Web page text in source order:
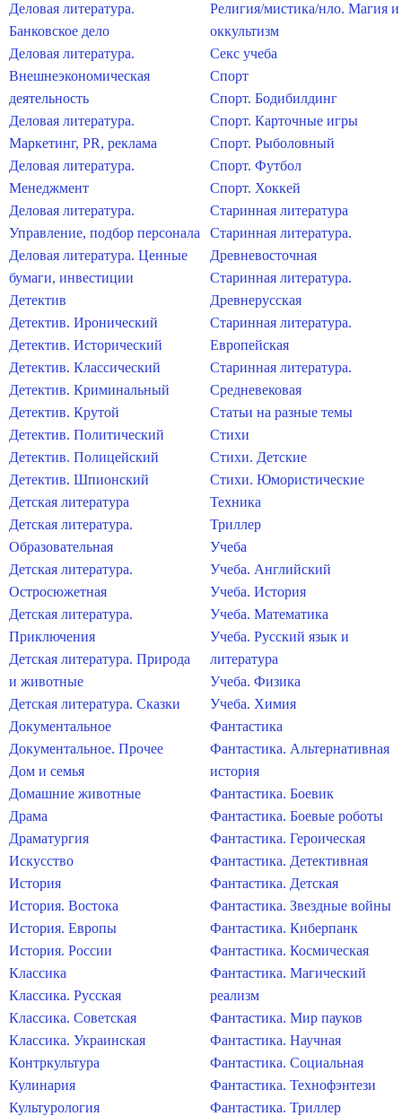
Деловая литература.
Банковское дело
Деловая литература.
Внешнеэкономическая
деятельность
Деловая литература.
Маркетинг, PR, реклама
Деловая литература.
Менеджмент
Деловая литература.
Управление, подбор персонала
Деловая литература. Ценные
бумаги, инвестиции
Детектив
Детектив. Иронический
Детектив. Исторический
Детектив. Классический
Детектив. Криминальный
Детектив. Крутой
Детектив. Политический
Детектив. Полицейский
Детектив. Шпионский
Детская литература
Детская литература.
Образовательная
Детская литература.
Остросюжетная
Детская литература.
Приключения
Детская литература. Природа
и животные
Детская литература. Сказки
Документальное
Документальное. Прочее
Дом и семья
Домашние животные
Драма
Драматургия
Искусство
История
История. Востока
История. Европы
История. России
Классика
Классика. Русская
Классика. Советская
Классика. Украинская
Контркультура
Кулинария
Культурология
Религия/мистика/нло. Магия и
оккультизм
Секс учеба
Спорт
Спорт. Бодибилдинг
Спорт. Карточные игры
Спорт. Рыболовный
Спорт. Футбол
Спорт. Хоккей
Старинная литература
Старинная литература.
Древневосточная
Старинная литература.
Древнерусская
Старинная литература.
Европейская
Старинная литература.
Средневековая
Статьи на разные темы
Стихи
Стихи. Детские
Стихи. Юмористические
Техника
Триллер
Учеба
Учеба. Английский
Учеба. История
Учеба. Математика
Учеба. Русский язык и
литература
Учеба. Физика
Учеба. Химия
Фантастика
Фантастика. Альтернативная
история
Фантастика. Боевик
Фантастика. Боевые роботы
Фантастика. Героическая
Фантастика. Детективная
Фантастика. Детская
Фантастика. Звездные войны
Фантастика. Киберпанк
Фантастика. Космическая
Фантастика. Магический
реализм
Фантастика. Мир пауков
Фантастика. Научная
Фантастика. Социальная
Фантастика. Технофэнтези
Фантастика. Триллер